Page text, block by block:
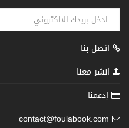
اتصل بنا
انشر معنا
إدعمنا
contact@foulabook.com